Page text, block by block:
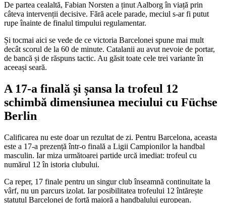
De partea cealaltă, Fabian Norsten a ținut Aalborg în viață prin
câteva intervenții decisive. Fără acele parade, meciul s-ar fi putut
rupe înainte de finalul timpului regulamentar.
Și tocmai aici se vede de ce victoria Barcelonei spune mai mult
decât scorul de la 60 de minute. Catalanii au avut nevoie de portar,
de bancă și de răspuns tactic. Au găsit toate cele trei variante în
aceeași seară.
A 17-a finală și șansa la trofeul 12
schimbă dimensiunea meciului cu Füchse
Berlin
Calificarea nu este doar un rezultat de zi. Pentru Barcelona, aceasta
este a 17-a prezență într-o finală a Ligii Campionilor la handbal
masculin. Iar miza următoarei partide urcă imediat: trofeul cu
numărul 12 în istoria clubului.
Ca reper, 17 finale pentru un singur club înseamnă continuitate la
vârf, nu un parcurs izolat. Iar posibilitatea trofeului 12 întărește
statutul Barcelonei de forță majoră a handbalului european.